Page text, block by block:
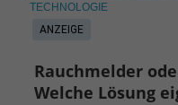
ANZEIGE
TECHNOLOGIE
Rauchmelder
Welche Lösung